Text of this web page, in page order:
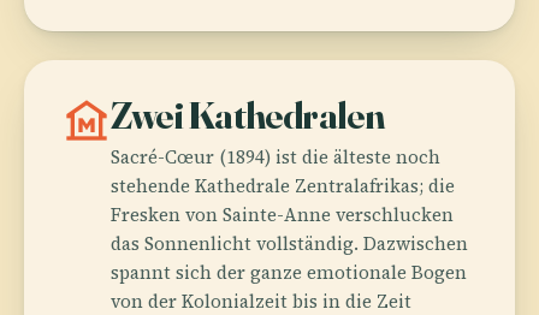
museumZwei Kathedralen
Sacré-Cœur (1894) ist die älteste noch
stehende Kathedrale Zentralafrikas; die
Fresken von Sainte-Anne verschlucken
das Sonnenlicht vollständig. Dazwischen
spannt sich der ganze emotionale Bogen
von der Kolonialzeit bis in die Zeit